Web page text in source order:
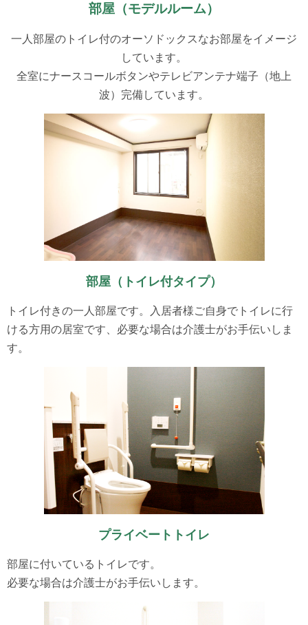
部屋（モデルルーム）
一人部屋のトイレ付のオーソドックスなお部屋をイメージ
しています。
全室にナースコールボタンやテレビアンテナ端子（地上
波）完備しています。
部屋（トイレ付タイプ）
トイレ付きの一人部屋です。入居者様ご自身でトイレに行
ける方用の居室です、必要な場合は介護士がお手伝いしま
す。
プライベートトイレ
部屋に付いているトイレです。
必要な場合は介護士がお手伝いします。